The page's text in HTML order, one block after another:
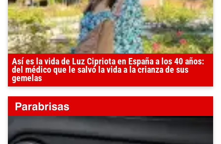
Así es la vida de Luz Cipriota en España a los 40 años:
del médico que le salvó la vida a la crianza de sus
gemelas